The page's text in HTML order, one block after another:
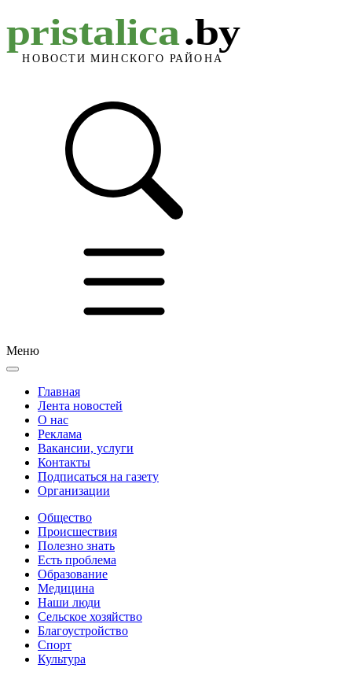
Меню
Главная
Лента новостей
О нас
Реклама
Вакансии, услуги
Контакты
Подписаться на газету
Организации
Общество
Происшествия
Полезно знать
Есть проблема
Образование
Медицина
Наши люди
Сельское хозяйство
Благоустройство
Спорт
Культура